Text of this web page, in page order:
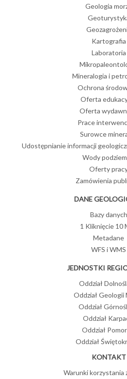
Geologia
Kartografia
Laboratoria
Mineralogia i
Ochrona
Oferta
Oferta
Prace
Surowce
Udostępnianie informacji
Wody
Oferty
Zamówienia
DANE
Bazy danych
1 Kliknięcie 10
Metadane
WFS i WMS
JEDNOSTKI
Oddział
Oddział Geologii
Oddział
Oddział
Oddział
Oddział
KONTAKT
Warunki korzystania